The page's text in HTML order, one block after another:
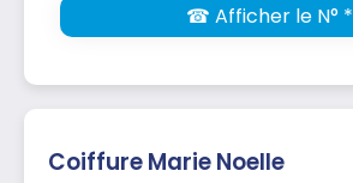
☎ Afficher le N° *
Coiffure Marie Noelle